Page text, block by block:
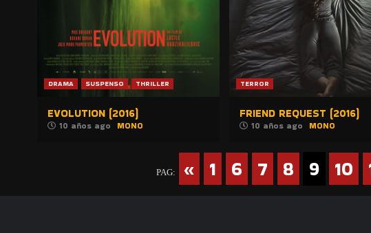
DRAMA SUSPENSO THRILLER
EVOLUTION (2016)
10 años ago MONO
TERROR
FRIEND REQUEST (2016)
10 años ago MONO
PAG: « 1 6 7 8 9 10